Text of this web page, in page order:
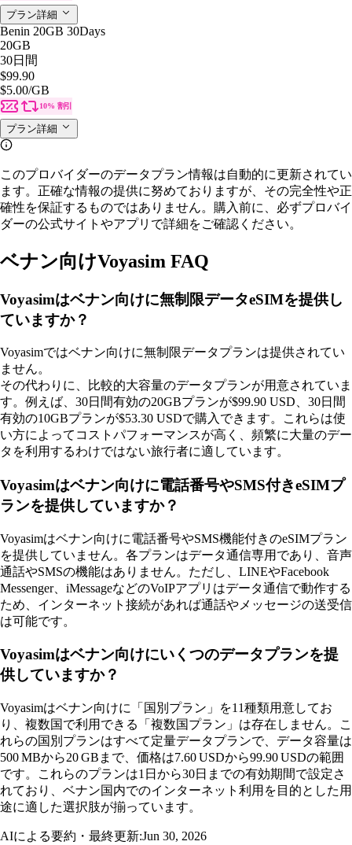
プラン詳細
Benin 20GB 30Days
20GB
30日間
$99.90
$5.00/GB
10% 割引
プラン詳細
このプロバイダーのデータプラン情報は自動的に更新されてい
ます。正確な情報の提供に努めておりますが、その完全性や正
確性を保証するものではありません。購入前に、必ずプロバイ
ダーの公式サイトやアプリで詳細をご確認ください。
ベナン向けVoyasim FAQ
Voyasimはベナン向けに無制限データeSIMを提供し
ていますか？
Voyasimではベナン向けに無制限データプランは提供されてい
ません。
その代わりに、比較的大容量のデータプランが用意されていま
す。例えば、30日間有効の20GBプランが$99.90 USD、30日間
有効の10GBプランが$53.30 USDで購入できます。これらは使
い方によってコストパフォーマンスが高く、頻繁に大量のデー
タを利用するわけではない旅行者に適しています。
Voyasimはベナン向けに電話番号やSMS付きeSIMプ
ランを提供していますか？
Voyasimはベナン向けに電話番号やSMS機能付きのeSIMプラン
を提供していません。各プランはデータ通信専用であり、音声
通話やSMSの機能はありません。ただし、LINEやFacebook
Messenger、iMessageなどのVoIPアプリはデータ通信で動作する
ため、インターネット接続があれば通話やメッセージの送受信
は可能です。
Voyasimはベナン向けにいくつのデータプランを提
供していますか？
Voyasimはベナン向けに「国別プラン」を11種類用意してお
り、複数国で利用できる「複数国プラン」は存在しません。こ
れらの国別プランはすべて定量データプランで、データ容量は
500 MBから20 GBまで、価格は7.60 USDから99.90 USDの範囲
です。これらのプランは1日から30日までの有効期間で設定さ
れており、ベナン国内でのインターネット利用を目的とした用
途に適した選択肢が揃っています。
AIによる要約・最終更新:Jun 30, 2026